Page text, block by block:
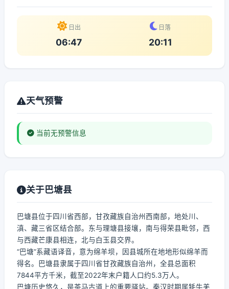
日出
06:47
日落
20:11
天气预警
当前无预警信息
关于巴塘县
巴塘县位于四川省西部，甘孜藏族自治州西南部，地处川、
滇、藏三省区结合部。东与理塘县接壤，南与得荣县毗邻，西
与西藏芒康县相连，北与白玉县交界。
“巴塘”系藏语译音，意为绵羊坝，因县城所在地地形似绵羊而
得名。巴塘县隶属于四川省甘孜藏族自治州，全县总面积
7844平方千米，截至2022年末户籍人口约5.3万人。
巴塘历史悠久，是茶马古道上的重要驿站。秦汉时期属牦牛羌